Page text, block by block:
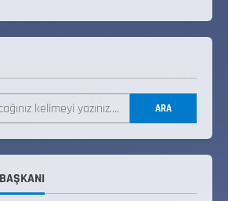
ARA
2
3
TÜRKİYE ŞAMPİYONASI GÖREVLİ
LİSTESİ
Teknik Kurul ve Alt Kurul
Üyelerimiz Belirlendi